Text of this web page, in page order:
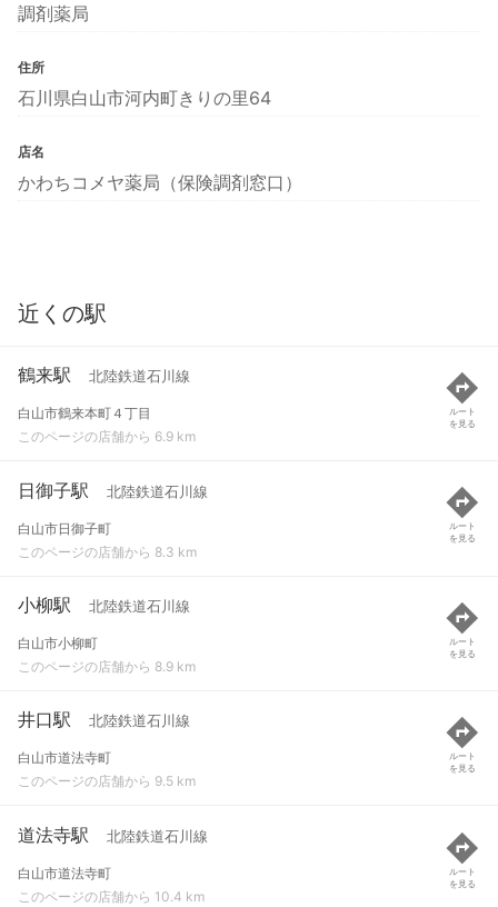
調剤薬局
住所
石川県白山市河内町きりの里64
店名
かわちコメヤ薬局（保険調剤窓口）
近くの駅
鶴来駅 北陸鉄道石川線
白山市鶴来本町４丁目
このページの店舗から 6.9 km
ルート
を見る
日御子駅 北陸鉄道石川線
白山市日御子町
このページの店舗から 8.3 km
ルート
を見る
小柳駅 北陸鉄道石川線
白山市小柳町
このページの店舗から 8.9 km
ルート
を見る
井口駅 北陸鉄道石川線
白山市道法寺町
このページの店舗から 9.5 km
ルート
を見る
道法寺駅 北陸鉄道石川線
白山市道法寺町
このページの店舗から 10.4 km
ルート
を見る